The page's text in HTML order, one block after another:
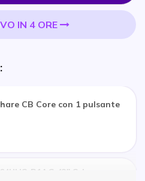
IN 4 ORE
CB Core con 1 pulsante
B1AG 43'' Schermo